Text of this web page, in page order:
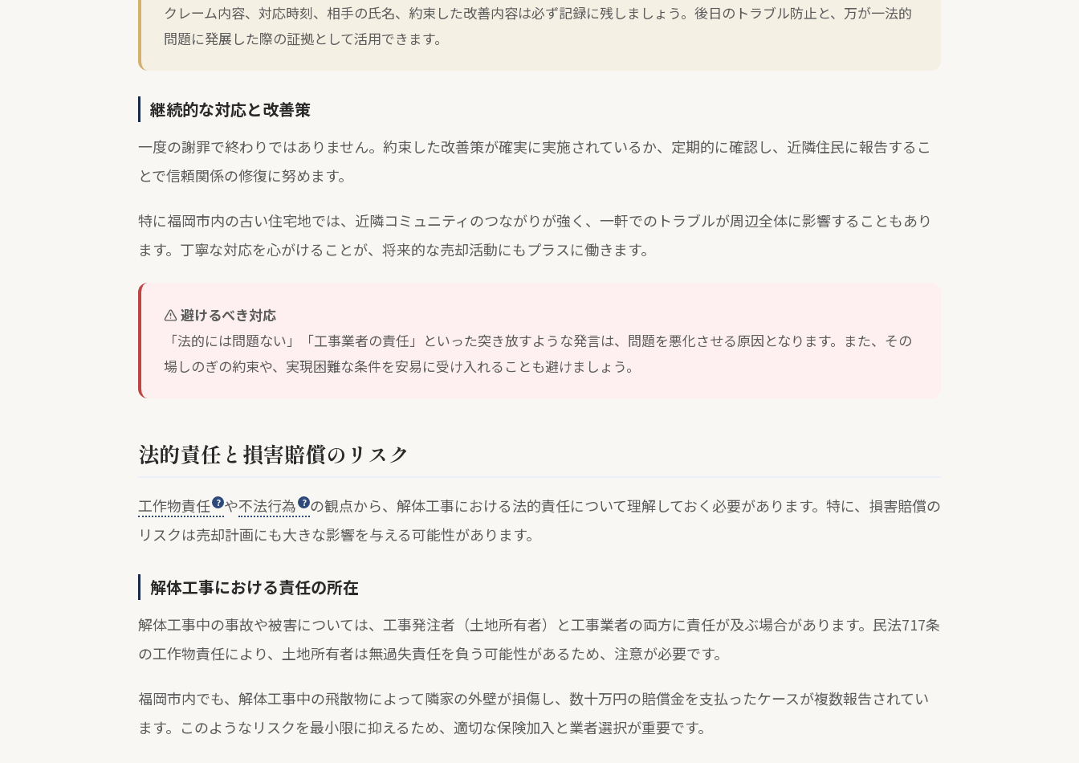
クレーム内容、対応時刻、相手の氏名、約束した改善内容は必ず記録に残しましょう。後日のトラブル防止と、万が一法的
問題に発展した際の証拠として活用できます。
継続的な対応と改善策
一度の謝罪で終わりではありません。約束した改善策が確実に実施されているか、定期的に確認し、近隣住民に報告するこ
とで信頼関係の修復に努めます。
特に福岡市内の古い住宅地では、近隣コミュニティのつながりが強く、一軒でのトラブルが周辺全体に影響することもあり
ます。丁寧な対応を心がけることが、将来的な売却活動にもプラスに働きます。
避けるべき対応
「法的には問題ない」「工事業者の責任」といった突き放すような発言は、問題を悪化させる原因となります。また、その
場しのぎの約束や、実現困難な条件を安易に受け入れることも避けましょう。
法的責任と損害賠償のリスク
工作物責任 や不法行為
の観点から、解体工事における法的責任について理解しておく必要があります。特に、損害賠償の
リスクは売却計画にも大きな影響を与える可能性があります。
解体工事における責任の所在
解体工事中の事故や被害については、工事発注者（土地所有者）と工事業者の両方に責任が及ぶ場合があります。民法717条
の工作物責任により、土地所有者は無過失責任を負う可能性があるため、注意が必要です。
福岡市内でも、解体工事中の飛散物によって隣家の外壁が損傷し、数十万円の賠償金を支払ったケースが複数報告されてい
ます。このようなリスクを最小限に抑えるため、適切な保険加入と業者選択が重要です。